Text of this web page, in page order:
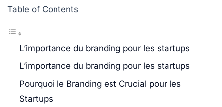
Table of Contents
L’importance du branding pour les startups
L’importance du branding pour les startups
Pourquoi le Branding est Crucial pour les
Startups